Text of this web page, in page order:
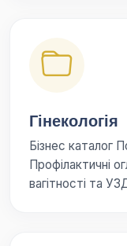
Гінекологія
Бізнес каталог
Профілактичні
вагітності та